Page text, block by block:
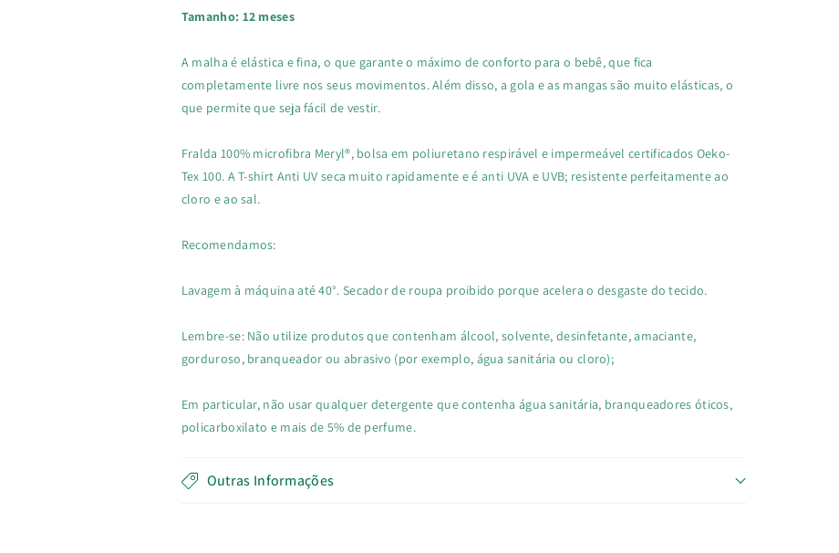
Tamanho: 12 meses
A malha é elástica e fina, o que garante o máximo de conforto para o bebê, que fica
completamente livre nos seus movimentos. Além disso, a gola e as mangas são muito elásticas, o
que permite que seja fácil de vestir.
Fralda 100% microfibra Meryl®, bolsa em poliuretano respirável e impermeável certificados Oeko-
Tex 100. A T-shirt Anti UV seca muito rapidamente e é anti UVA e UVB; resistente perfeitamente ao
cloro e ao sal.
Recomendamos:
Lavagem à máquina até 40°. Secador de roupa proibido porque acelera o desgaste do tecido.
Lembre-se: Não utilize produtos que contenham álcool, solvente, desinfetante, amaciante,
gorduroso, branqueador ou abrasivo (por exemplo, água sanitária ou cloro);
Em particular, não usar qualquer detergente que contenha água sanitária, branqueadores óticos,
policarboxilato e mais de 5% de perfume.
Outras Informações